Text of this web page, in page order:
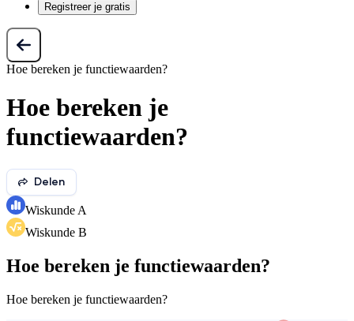
Registreer je gratis
Hoe bereken je functiewaarden?
Hoe bereken je
functiewaarden?
Delen
Wiskunde A
Wiskunde B
Hoe bereken je functiewaarden?
Hoe bereken je functiewaarden?